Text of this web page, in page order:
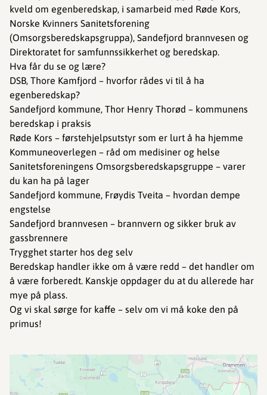
kveld om egenberedskap, i samarbeid med Røde Kors,
Norske Kvinners Sanitetsforening
(Omsorgsberedskapsgruppa), Sandefjord brannvesen og
Direktoratet for samfunnssikkerhet og beredskap.
Hva får du se og lære?
DSB, Thore Kamfjord – hvorfor rådes vi til å ha
egenberedskap?
Sandefjord kommune, Thor Henry Thorød – kommunens
beredskap i praksis
Røde Kors – førstehjelpsutstyr som er lurt å ha hjemme
Kommuneoverlegen – råd om medisiner og helse
Sanitetsforeningens Omsorgsberedskapsgruppe – varer
du kan ha på lager
Sandefjord kommune, Frøydis Tveita – hvordan dempe
engstelse
Sandefjord brannvesen – brannvern og sikker bruk av
gassbrennere
Trygghet starter hos deg selv
Beredskap handler ikke om å være redd – det handler om
å være forberedt. Kanskje oppdager du at du allerede har
mye på plass.
Og vi skal sørge for kaffe – selv om vi må koke den på
primus!